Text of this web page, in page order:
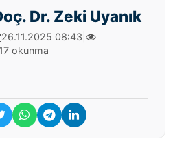
Dr. Zeki Uyanık
26.11.2025 08:43
okunma